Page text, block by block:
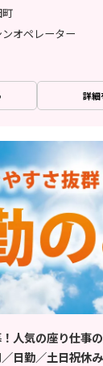
オペレーター
詳細
！人気の座り仕事
日勤／土日祝休